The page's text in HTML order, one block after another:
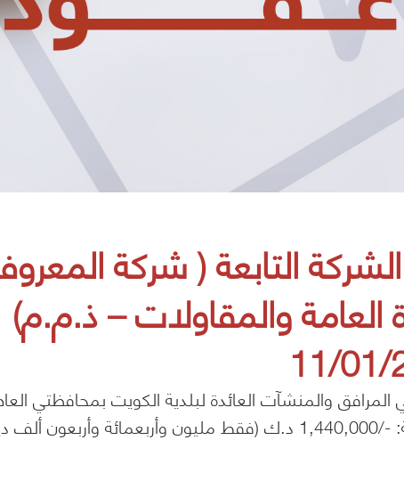
التابعة ( شركة
العامة والمقاولات – ذ.م.م)
11/
والمنشآت العائدة لبلدية الكويت بمحافظتي
والجهراءمناقصة رقم: ( ب ك/ 11/ 26-2011/2012)بقيمة: -/1,440,000 د.ك (فقط مليون وأربعمائة وأربعون